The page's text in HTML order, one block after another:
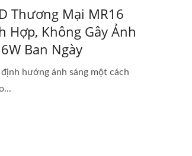
Thương Mại MR16
Hợp, Không Gây Ảnh
Ban Ngày
hướng ánh sáng một cách